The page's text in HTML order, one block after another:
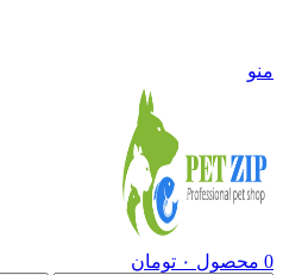
منو
0 محصول ۰ تومان